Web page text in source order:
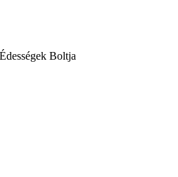
Boltja